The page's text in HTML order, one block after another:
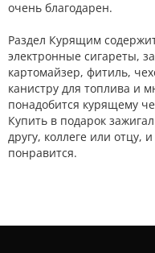
очень благодарен.
Раздел Курящим
электронные сигареты,
картомайзер, фитиль,
канистру для топлива и
понадобится курящему
Купить в подарок
другу, коллеге или отцу,
понравится.